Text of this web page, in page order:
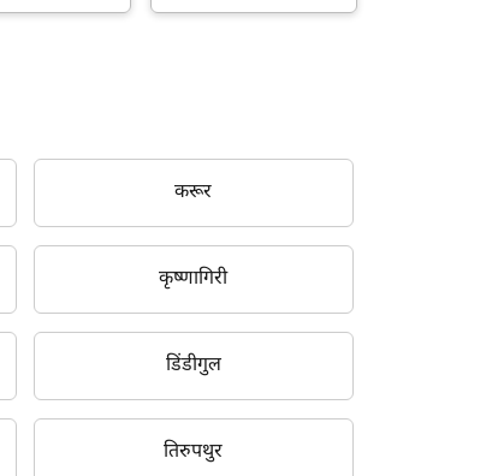
करूर
कृष्णागिरी
डिंडीगुल
तिरुपथुर